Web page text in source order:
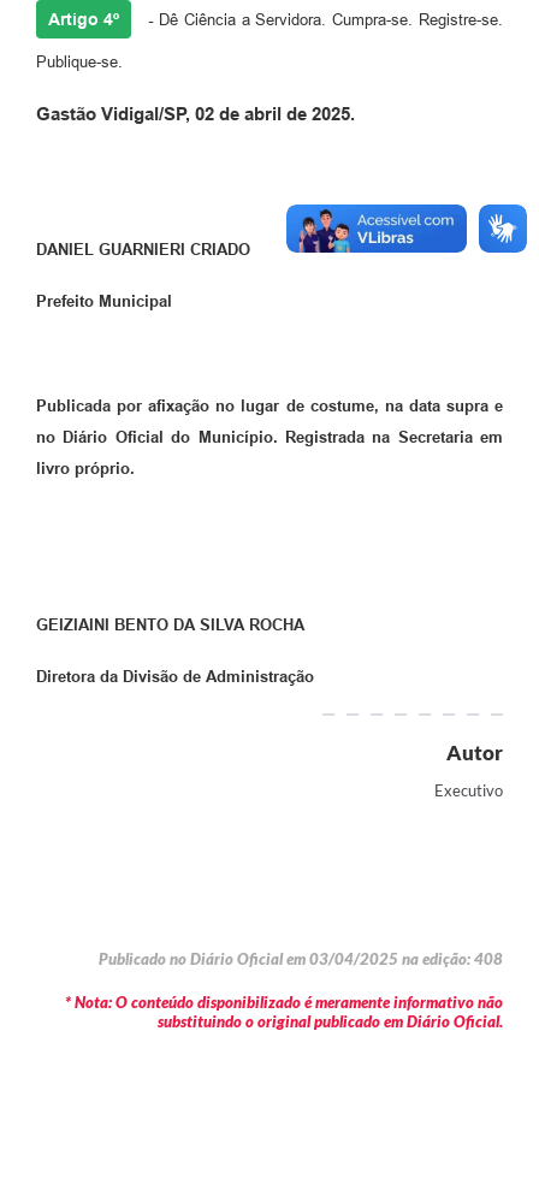
Artigo 4º - Dê Ciência a Servidora. Cumpra-se. Registre-se.
Publique-se.
Gastão Vidigal/SP, 02 de abril de 2025.
DANIEL GUARNIERI CRIADO
Prefeito Municipal
Publicada por afixação no lugar de costume, na data supra e
no Diário Oficial do Município. Registrada na Secretaria em
livro próprio.
GEIZIAINI BENTO DA SILVA ROCHA
Diretora da Divisão de Administração
Autor
Executivo
Publicado no Diário Oficial em 03/04/2025 na edição: 408
* Nota: O conteúdo disponibilizado é meramente informativo não
substituindo o original publicado em Diário Oficial.